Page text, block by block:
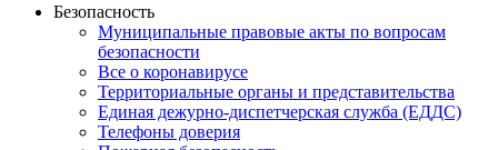
Безопасность
Муниципальные правовые акты по вопросам
безопасности
Все о коронавирусе
Территориальные органы и представительства
Единая дежурно-диспетчерская служба (ЕДДС)
Телефоны доверия